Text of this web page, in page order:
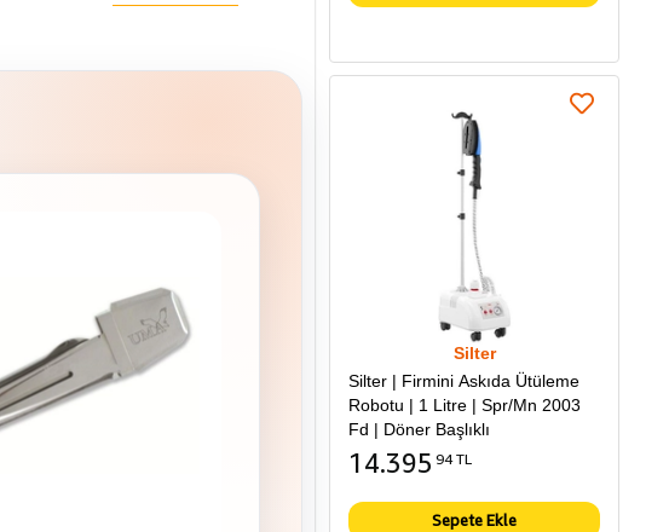
Silter
Silter | Firmini Askıda Ütüleme
Robotu | 1 Litre | Spr/Mn 2003
Fd | Döner Başlıklı
14.395 94 TL
Sepete Ekle